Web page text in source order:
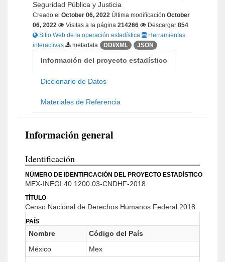
Seguridad Pública y Justicia
Creado el October 06, 2022 Última modificación October
06, 2022
Visitas a la página 214266 Descargar 854
Sitio Web de la operación estadística
Herramientas
interactivas
metadata DDI/XML JSON
Información del proyecto estadístico
Diccionario de Datos
Materiales de Referencia
Información general
Identificación
NÚMERO DE IDENTIFICACIÓN DEL PROYECTO ESTADÍSTICO
MEX-INEGI.40.1200.03-CNDHF-2018
TÍTULO
Censo Nacional de Derechos Humanos Federal 2018
PAÍS
Nombre
Código del País
México
Mex